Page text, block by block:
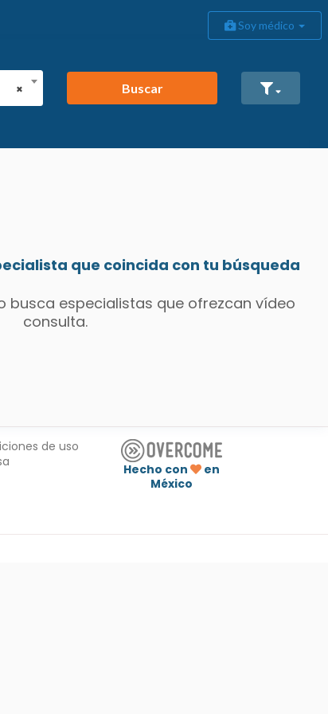
Soy médico
×
Buscar
que coincida con tu búsqueda
busca especialistas que ofrezcan vídeo
consulta.
de uso
Hecho con
en
México